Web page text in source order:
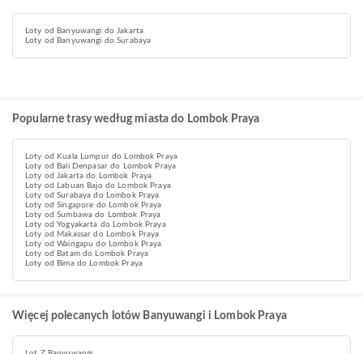
Loty od Banyuwangi do Jakarta
Loty od Banyuwangi do Surabaya
Popularne trasy według miasta do Lombok Praya
Loty od Kuala Lumpur do Lombok Praya
Loty od Bali Denpasar do Lombok Praya
Loty od Jakarta do Lombok Praya
Loty od Labuan Bajo do Lombok Praya
Loty od Surabaya do Lombok Praya
Loty od Singapore do Lombok Praya
Loty od Sumbawa do Lombok Praya
Loty od Yogyakarta do Lombok Praya
Loty od Makassar do Lombok Praya
Loty od Waingapu do Lombok Praya
Loty od Batam do Lombok Praya
Loty od Bima do Lombok Praya
Więcej polecanych lotów Banyuwangi i Lombok Praya